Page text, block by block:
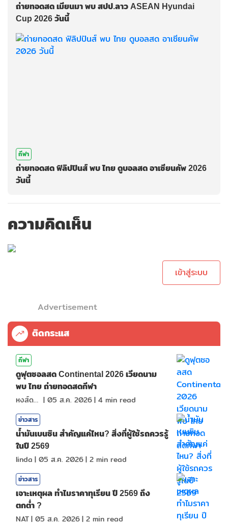
ถ่ายทอดสด เมียนมา พบ สปป.ลาว ASEAN Hyundai
Cup 2026 วันนี้
กีฬา
ถ่ายทอดสด ฟิลิปปินส์ พบ ไทย ดูบอลสด อาเซียนคัพ 2026
วันนี้
ความคิดเห็น
กรุณาเข้าสู่ระบบ
เข้าสู่ระบบ
Advertisement
ติดกระแส
กีฬา
ดูฟุตซอลสด Continental 2026 เวียดนาม
พบ ไทย ถ่ายทอดสดกีฬา
หงส์ดรุณ | 05 ส.ค. 2026| 4 min read
ข่าวสาร
น้ำมันเบนซิน สำคัญแค่ไหน? สิ่งที่ผู้ใช้รถควรรู้
ในปี 2569
linda | 05 ส.ค. 2026| 2 min read
ข่าวสาร
เจาะเหตุผล ทำไมราคาทุเรียน ปี 2569 ถึง
ตกต่ำ ?
NAT| 05 ส.ค. 2026| 2 min read